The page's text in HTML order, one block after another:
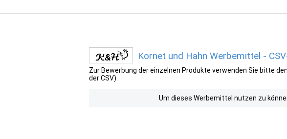
Kornet und Hahn Werbemittel -
Zur Bewerbung der einzelnen Produkte verwenden Sie bitte
der CSV).
Um dieses Werbemittel nutzen zu